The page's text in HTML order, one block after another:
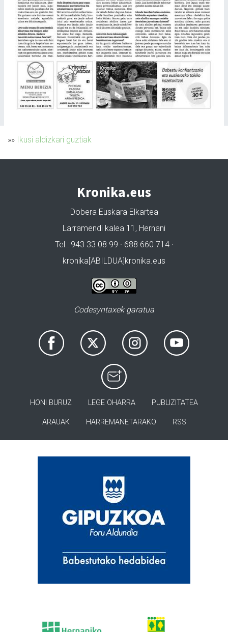
»» Ikusi aldizkari guztiak
Kronika.eus
Dobera Euskara Elkartea
Larramendi kalea 11, Hernani
Tel.: 943 33 08 99 · 688 660 714 ·
kronika[ABILDUA]kronika.eus
Codesyntaxek garatua
HONI BURUZ LEGE OHARRA PUBLIZITATEA
ARAUAK HARREMANETARAKO RSS